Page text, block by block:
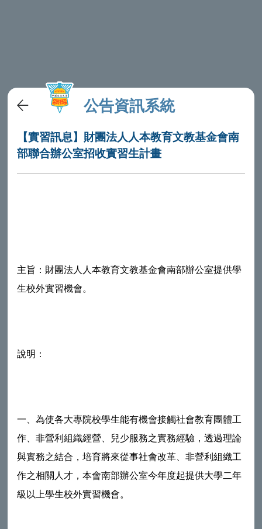
公告資訊系統
【實習訊息】財團法人人本教育文教基金會南
部聯合辦公室招收實習生計畫
主旨：財團法人人本教育文教基金會南部辦公室提供學
生校外實習機會。
說明：
一、為使各大專院校學生能有機會接觸社會教育團體工
作、非營利組織經營、兒少服務之實務經驗，透過理論
與實務之結合，培育將來從事社會改革、非營利組織工
作之相關人才，本會南部辦公室今年度起提供大學二年
級以上學生校外實習機會。